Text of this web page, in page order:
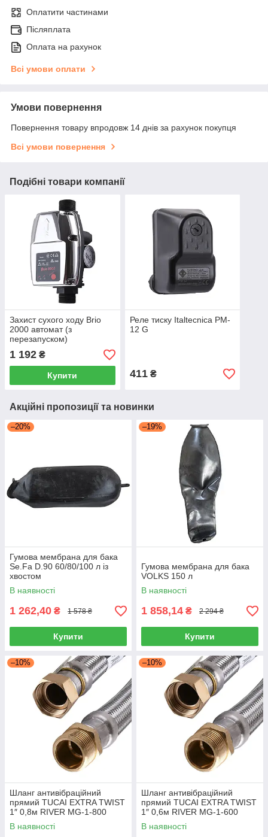
Оплатити частинами
Післяплата
Оплата на рахунок
Всі умови оплати
Умови повернення
Повернення товару впродовж 14 днів за рахунок покупця
Всі умови повернення
Подібні товари компанії
Захист сухого ходу Brio
2000 автомат (з
перезапуском)
1 192 ₴
Купити
Реле тиску Italtecnica PM-
12 G
411₴
Акційні пропозиції та новинки
–20%
Гумова мембрана для бака
Se.Fa D.90 60/80/100 л із
хвостом
В наявності
1 262,40 ₴ 1 578 ₴
Купити
–19%
Гумова мембрана для бака
VOLKS 150 л
В наявності
1 858,14 ₴ 2 294 ₴
Купити
–10%
Шланг антивібраційний
прямий TUCAI EXTRA TWIST
1″ 0,8м RIVER MG-1-800
204745, обплетення
нержавіюча сталь, Іспанія
В наявності
–10%
Шланг антивібраційний
прямий TUCAI EXTRA TWIST
1″ 0,6м RIVER MG-1-600
204742, обплетення
нержавіюча сталь, Іспанія
В наявності